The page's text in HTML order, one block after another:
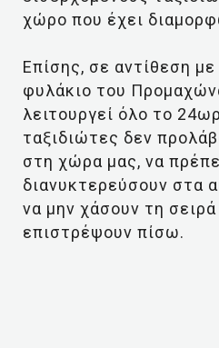
χώρο που έχει
Επίσης, σε αντίθεση
φυλάκιο του
λειτουργεί όλο το
ταξιδιώτες δεν
στη χώρα μας, να
διανυκτερεύσουν στα
να μην χάσουν τη
επιστρέψουν πίσω.